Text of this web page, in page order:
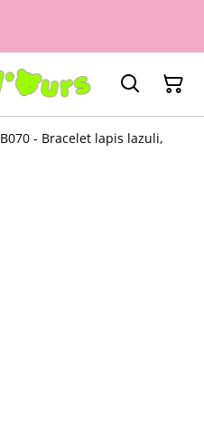
B070 - Bracelet lapis lazuli,